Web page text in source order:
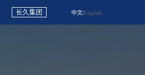
长久集团 中文/English